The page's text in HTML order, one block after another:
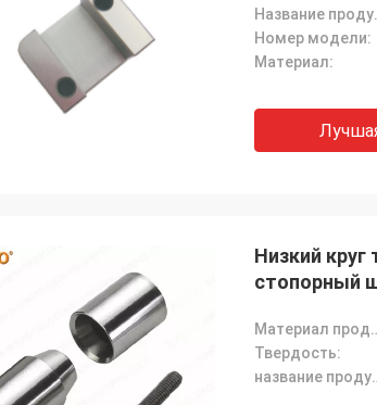
Номер модели:
Материал:
Низкий
стопорный
Твердость: